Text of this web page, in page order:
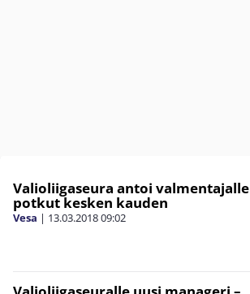
Valioliigaseura antoi valmentajalle
potkut kesken kauden
Vesa | 13.03.201809:02